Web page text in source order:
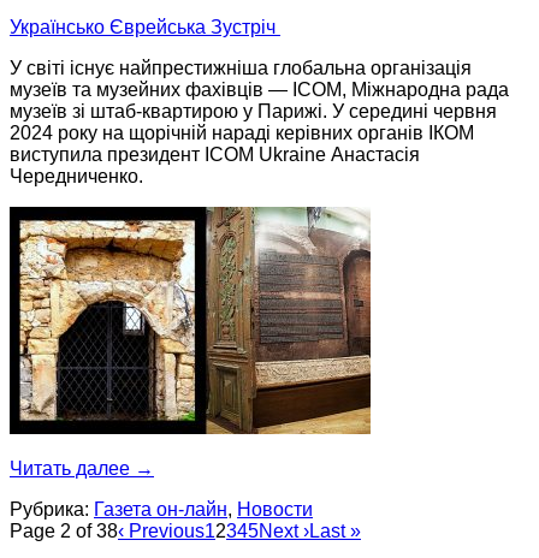
Українсько Єврейська Зустріч
У світі існує найпрестижніша глобальна організація
музеїв та музейних фахівців — ICOM, Міжнародна рада
музеїв зі штаб-квартирою у Парижі. У середині червня
2024 року на щорічній нараді керівних органів ІКОМ
виступила президент ICOM Ukraine Анастасія
Чередниченко.
Читать далее →
Рубрика: Газета он-лайн, Новости
Page 2 of 38‹ Previous12345Next ›Last »